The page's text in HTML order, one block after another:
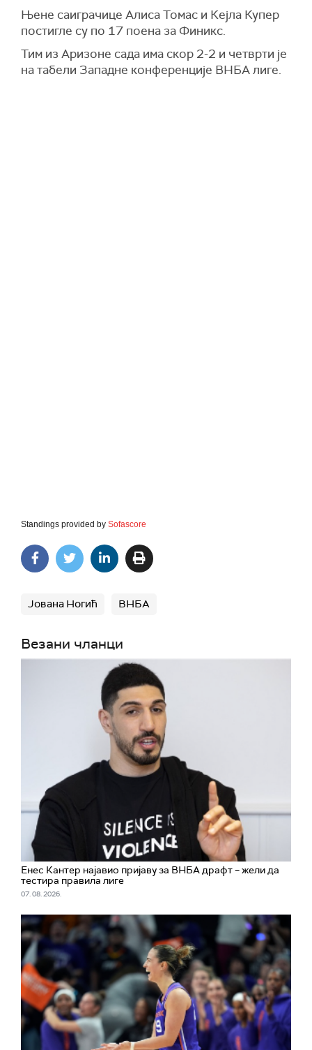
Њене саиграчице Алиса Томас и Кејла Купер
постигле су по 17 поена за Финикс.
Тим из Аризоне сада има скор 2-2 и четврти је
на табели Западне конференције ВНБА лиге.
Standings provided by Sofascore
Јована Ногић ВНБА
Везани чланци
Енес Кантер најавио пријаву за ВНБА драфт – жели да
тестира правила лиге
07. 08. 2026.